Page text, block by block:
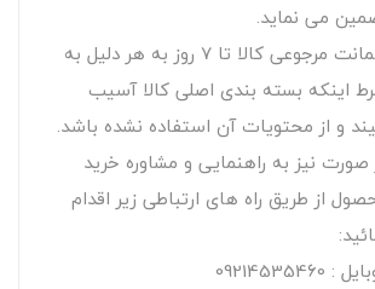
می نماید.
ضمانت مرجوعی کالا تا 7 روز به هر دلیل به
اینکه بسته بندی اصلی کالا آسیب
و از محتویات آن استفاده نشده باشد.
صورت نیز به راهنمایی و مشاوره خرید
از طریق راه های ارتباطی زیر اقدام
: 09214535460